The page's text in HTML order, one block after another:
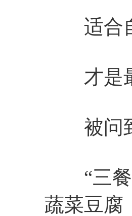
适合自
才是
被问到
“三餐
蔬菜豆腐